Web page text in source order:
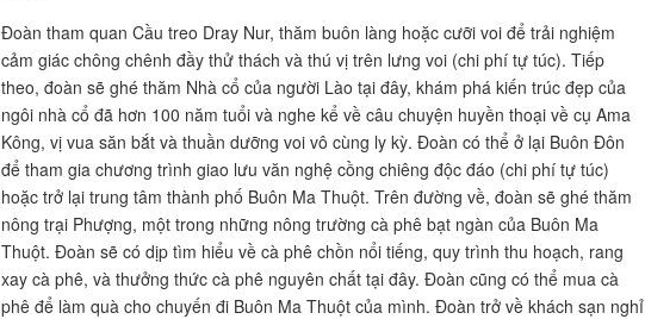
Đoàn tham quan Cầu treo Dray Nur, thăm buôn làng hoặc cưỡi voi để trải nghiệm
cảm giác chông chênh đầy thử thách và thú vị trên lưng voi (chi phí tự túc). Tiếp
theo, đoàn sẽ ghé thăm Nhà cổ của người Lào tại đây, khám phá kiến trúc đẹp của
ngôi nhà cổ đã hơn 100 năm tuổi và nghe kể về câu chuyện huyền thoại về cụ Ama
Kông, vị vua săn bắt và thuần dưỡng voi vô cùng ly kỳ. Đoàn có thể ở lại Buôn Đôn
để tham gia chương trình giao lưu văn nghệ cồng chiêng độc đáo (chi phí tự túc)
hoặc trở lại trung tâm thành phố Buôn Ma Thuột. Trên đường về, đoàn sẽ ghé thăm
nông trại Phượng, một trong những nông trường cà phê bạt ngàn của Buôn Ma
Thuột. Đoàn sẽ có dịp tìm hiểu về cà phê chồn nổi tiếng, quy trình thu hoạch, rang
xay cà phê, và thưởng thức cà phê nguyên chất tại đây. Đoàn cũng có thể mua cà
phê để làm quà cho chuyến đi Buôn Ma Thuột của mình. Đoàn trở về khách sạn nghỉ